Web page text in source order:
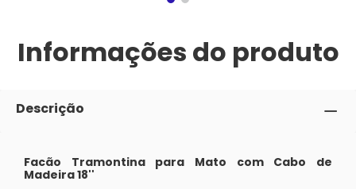
Informações do produto
Descrição
Facão Tramontina para Mato com Cabo de
Madeira 18''